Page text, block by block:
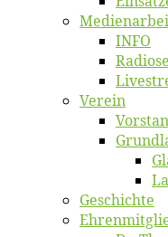
INFO
Ver­ein
Ge­schich­te